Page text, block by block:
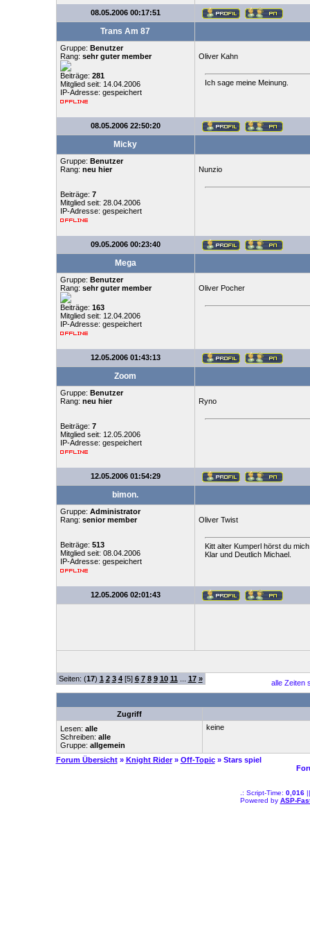
08.05.2006 00:17:51
Trans Am 87
Gruppe: Benutzer
Rang: sehr guter member
Beiträge: 281
Mitglied seit: 14.04.2006
IP-Adresse: gespeichert
Oliver Kahn
Ich sage meine Meinung.
08.05.2006 22:50:20
Micky
Gruppe: Benutzer
Rang: neu hier
Beiträge: 7
Mitglied seit: 28.04.2006
IP-Adresse: gespeichert
Nunzio
09.05.2006 00:23:40
Mega
Gruppe: Benutzer
Rang: sehr guter member
Beiträge: 163
Mitglied seit: 12.04.2006
IP-Adresse: gespeichert
Oliver Pocher
12.05.2006 01:43:13
Zoom
Gruppe: Benutzer
Rang: neu hier
Beiträge: 7
Mitglied seit: 12.05.2006
IP-Adresse: gespeichert
Ryno
12.05.2006 01:54:29
bimon.
Gruppe: Administrator
Rang: senior member
Beiträge: 513
Mitglied seit: 08.04.2006
IP-Adresse: gespeichert
Oliver Twist
Kitt alter Kumperl hörst du
Klar und Deutlich Michael.
12.05.2006 02:01:43
Seiten: (17) 1 2 3 4[5] 6 7 8 9 10 11 17 » alle Zeiten
Zugriff
Lesen: alle
Schreiben: alle
Gruppe: allgemein
keine
Forum Übersicht » Knight Rider » Off-Topic » Stars spiel
.: Script-Time: 0,016||
Powered by ASP-